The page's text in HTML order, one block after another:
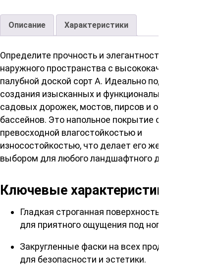
Описание Характеристики
Определите прочность и элегантность Вашего
наружного пространства с высококачественной
палубной доской сорт А. Идеально подходящая для
создания изысканных и функциональных веранд,
садовых дорожек, мостов, пирсов и обшивки возле
бассейнов. Это напольное покрытие обладает
превосходной влагостойкостью и
износостойкостью, что делает его желанным
выбором для любого ландшафтного дизайна.
Ключевые характеристики
Гладкая строганная поверхность верха доски
для приятного ощущения под ногами.
Закругленные фаски на всех продольных краях
для безопасности и эстетики.